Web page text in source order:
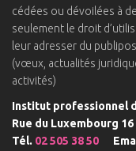
cédées ou dévoilées à
seulement le droit
leur adresser du
(vœux, actualités
activités)
Institut professionnel
Rue du Luxembourg
Tél. 02 505 38 50